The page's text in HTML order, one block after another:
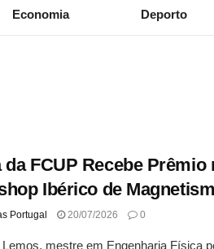
Economia Deporto
da FCUP Recebe
Ibérico de
Portugal 20/07/2026 0
mestre em Engenharia Física